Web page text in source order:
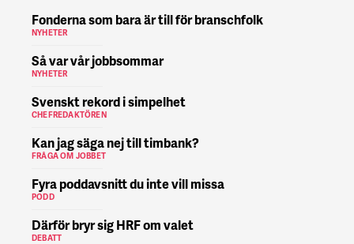
Fonderna som bara är till för branschfolk
NYHETER
Så var vår jobbsommar
NYHETER
Svenskt rekord i simpelhet
CHEFREDAKTÖREN
Kan jag säga nej till timbank?
FRÅGA OM JOBBET
Fyra poddavsnitt du inte vill missa
PODD
Därför bryr sig HRF om valet
DEBATT